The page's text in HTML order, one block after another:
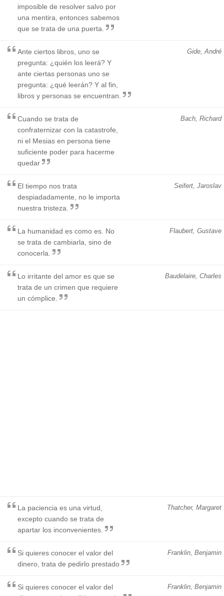
imposible de resolver salvo por
una mentira, entonces sabemos
que se trata de una puerta.
Gide, André
Ante ciertos libros, uno se
pregunta: ¿quién los leerá? Y
ante ciertas personas uno se
pregunta: ¿qué leerán? Y al fin,
libros y personas se encuentran.
Bach, Richard
Cuando se trata de
confraternizar con la catastrofe,
ni el Mesias en persona tiene
suficiente poder para hacerme
quedar
Seifert, Jaroslav
El tiempo nos trata
despiadadamente, no le importa
nuestra tristeza.
Flaubert, Gustave
La humanidad es como es. No
se trata de cambiarla, sino de
conocerla.
Baudelaire, Charles
Lo irritante del amor es que se
trata de un crimen que requiere
un cómplice.
Thatcher, Margaret
La paciencia es una virtud,
excepto cuando se trata de
apartar los inconvenientes.
Franklin, Benjamin
Si quieres conocer el valor del
dinero, trata de pedirlo prestado
Franklin, Benjamin
Si quieres conocer el valor del